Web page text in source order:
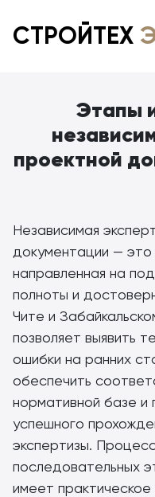
СТРОЙТЕХ
Этапы
проектной
Независимая
документации — это
направленная на
полноты и
Чите и
позволяет выявить
ошибки на ранних
обеспечить
нормативной базе и
успешного
экспертизы.
последовательных
имеет